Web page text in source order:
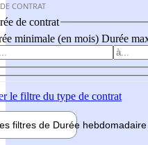
CONTRAT
de contrat
minimale (en mois) Durée
le filtre du type de contrat
filtres de Durée hebdomadaire